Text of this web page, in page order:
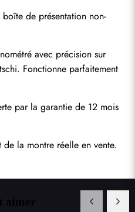
de présentation non-
avec précision sur
Fonctionne parfaitement
par la garantie de 12 mois
de la montre réelle en vente.
aimer